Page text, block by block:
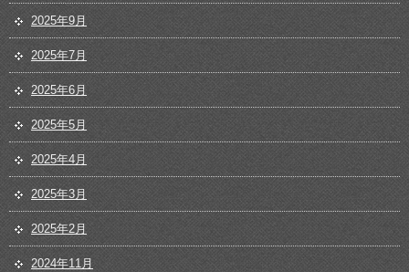
2025年9月
2025年7月
2025年6月
2025年5月
2025年4月
2025年3月
2025年2月
2024年11月